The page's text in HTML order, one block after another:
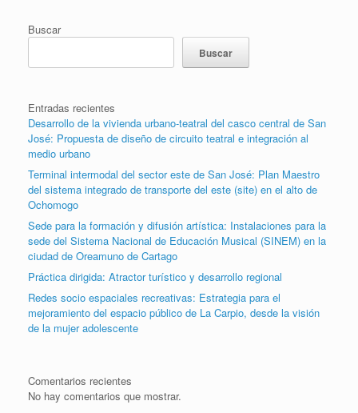
Buscar
Buscar
Entradas recientes
Desarrollo de la vivienda urbano-teatral del casco central de San
José: Propuesta de diseño de circuito teatral e integración al
medio urbano
Terminal intermodal del sector este de San José: Plan Maestro
del sistema integrado de transporte del este (site) en el alto de
Ochomogo
Sede para la formación y difusión artística: Instalaciones para la
sede del Sistema Nacional de Educación Musical (SINEM) en la
ciudad de Oreamuno de Cartago
Práctica dirigida: Atractor turístico y desarrollo regional
Redes socio espaciales recreativas: Estrategia para el
mejoramiento del espacio público de La Carpio, desde la visión
de la mujer adolescente
Comentarios recientes
No hay comentarios que mostrar.